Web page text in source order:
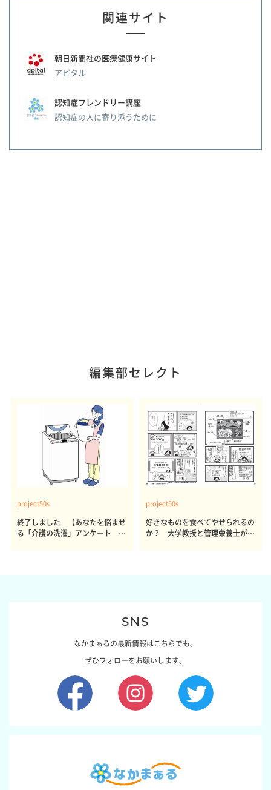
関連サイト
朝日新聞社の医療健康サイト
アピタル
認知症フレンドリー講座
認知症の人に寄り添うために
編集部セレクト
project50s
終了しました 【あなたを悩ませ
る「介護の洗濯」アンケート 体
project50s
好きなものを食べてやせられるの
か？ 大学教授と管理栄養士が出
SNS
なかまぁるの最新情報はこちらでも。
ぜひフォローをお願いします。